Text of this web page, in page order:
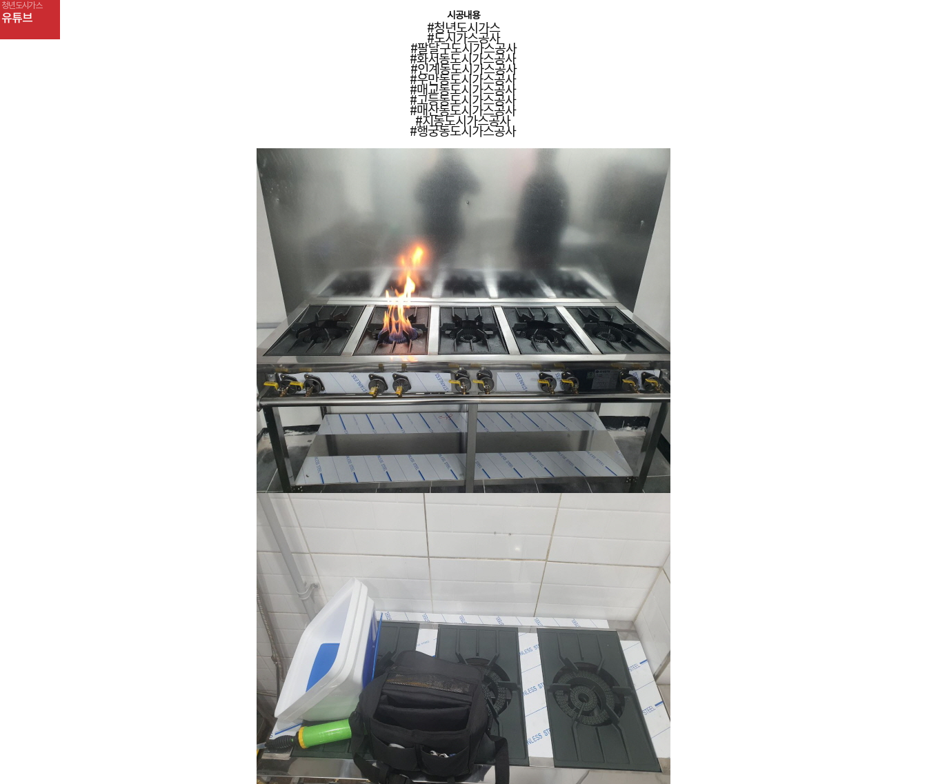
청년도시가스
유튜브 시공내용
#청년도시가스
#도시가스공사
#팔달구도시가스공사
#화서동도시가스공사
#인계동도시가스공사
#우만동도시가스공사
#매교동도시가스공사
#고등동도시가스공사
#매산동도시가스공사
#지동도시가스공사
#행궁동도시가스공사